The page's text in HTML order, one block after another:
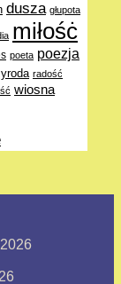
dusza głupota
miłośċ
poeta poezja
radość
wiosna